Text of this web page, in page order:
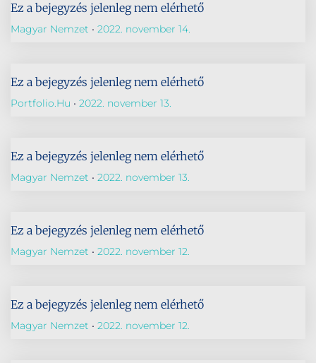
Ez a bejegyzés jelenleg nem elérhető
Magyar Nemzet 2022. november 14.
Ez a bejegyzés jelenleg nem elérhető
Portfolio.hu 2022. november 13.
Ez a bejegyzés jelenleg nem elérhető
Magyar Nemzet 2022. november 13.
Ez a bejegyzés jelenleg nem elérhető
Magyar Nemzet 2022. november 12.
Ez a bejegyzés jelenleg nem elérhető
Magyar Nemzet 2022. november 12.